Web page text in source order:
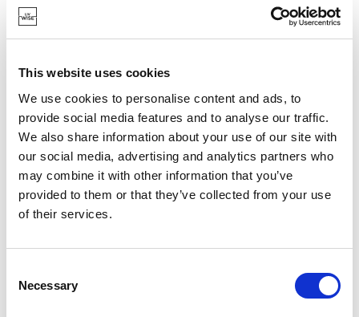
This website uses cookies
We use cookies to personalise content and ads, to
provide social media features and to analyse our traffic.
We also share information about your use of our site with
our social media, advertising and analytics partners who
may combine it with other information that you’ve
provided to them or that they’ve collected from your use
of their services.
Selection
Necessary
5,75 €
LETZTE CHANCE